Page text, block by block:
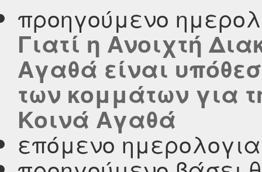
προηγούμενο
Γιατί η Ανοιχτή
Αγαθά είναι
των κομμάτων για
Κοινά Αγαθά
επόμενο